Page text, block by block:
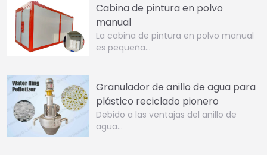
Cabina de pintura en polvo
manual
La cabina de pintura en polvo manual
es pequeña…
Granulador de anillo de agua para
plástico reciclado pionero
Debido a las ventajas del anillo de
agua…